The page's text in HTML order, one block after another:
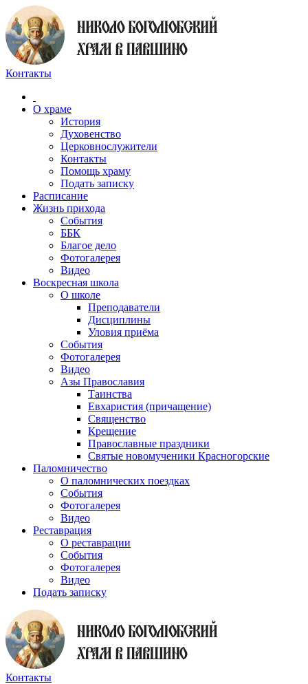
Контакты
О храме
История
Духовенство
Церковнослужители
Контакты
Помощь храму
Подать записку
Расписание
Жизнь прихода
События
ББК
Благое дело
Фотогалерея
Видео
Воскресная школа
О школе
Преподаватели
Дисциплины
Уловия приёма
События
Фотогалерея
Видео
Азы Православия
Таинства
Евхаристия (причащение)
Священство
Крещение
Православные праздники
Святые новомученики Красногорские
Паломничество
О паломнических поездках
События
Фотогалерея
Видео
Реставрация
О реставрации
События
Фотогалерея
Видео
Подать записку
Контакты